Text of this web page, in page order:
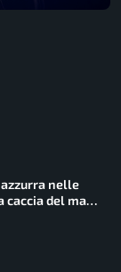
azzurra nelle
caccia del main